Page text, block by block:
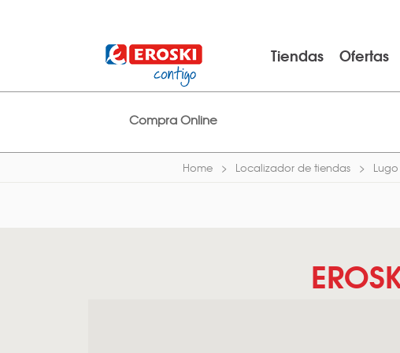
Tiendas Ofertas
Compra Online
Home Localizador de tiendas